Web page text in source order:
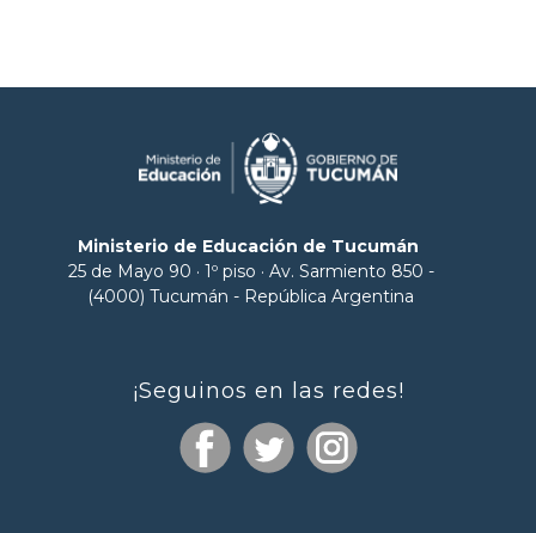
Ministerio de Educación de Tucumán
25 de Mayo 90 · 1º piso · Av. Sarmiento 850 -
(4000) Tucumán - República Argentina
¡Seguinos en las redes!